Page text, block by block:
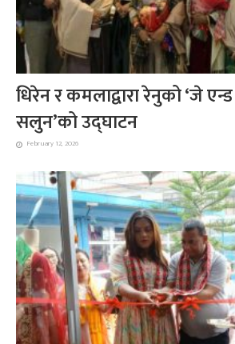
धिरेन र कमलाद्वारा रेनुको ‘जे
सलुन’को उद्घाटन
February 12, 2026